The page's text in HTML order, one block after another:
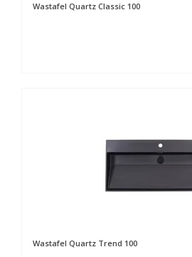
Wastafel Quartz Classic 100
Wastafel Quartz Trend 100